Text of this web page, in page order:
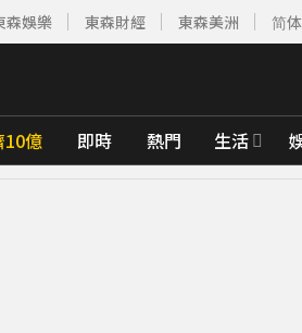
森娛樂 東森財經 東森美洲 简体
10億 即時 熱門 生活